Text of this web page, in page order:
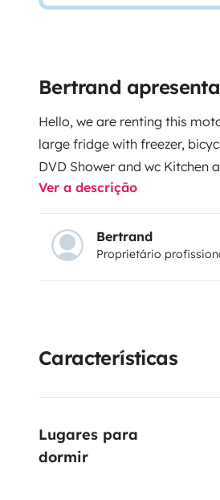
Bertrand
Hello, we are renting this
large fridge with freezer,
DVD Shower and wc Kitchen
and 4 armchairs
cassette Description: RIMOR
with car license, engine air
cabin and cell heating, TV /
and gray water tanks,
can advise you!
Ver a descrição
Bertrand
Proprietário
Características
Lugares para
dormir